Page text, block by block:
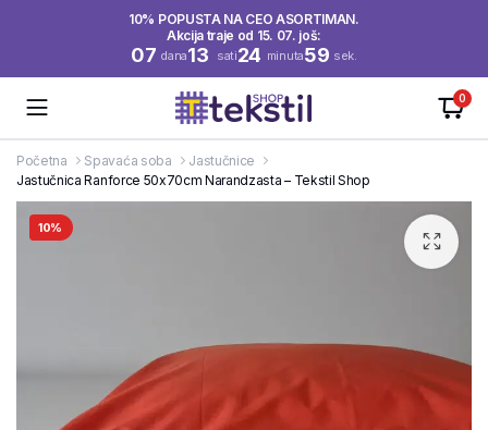
10% POPUSTA NA CEO ASORTIMAN.
Akcija traje od 15. 07. još:
07 dana13 sati24 minuta59 sek.
0
Početna Spavaća soba
Jastučnice
Jastučnica Ranforce 50x70cm Narandzasta – Tekstil Shop
10%